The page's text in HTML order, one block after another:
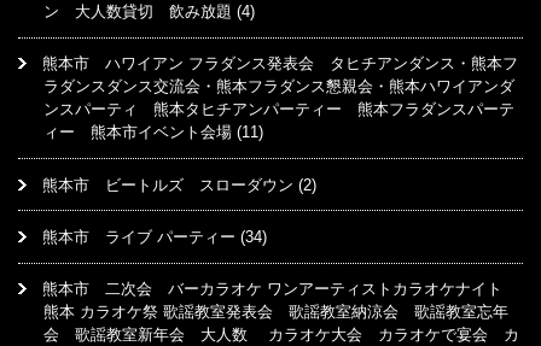
ン 大人数貸切 飲み放題 (4)
熊本市 ハワイアン フラダンス発表会 タヒチアンダンス・熊本フ
ラダンスダンス交流会・熊本フラダンス懇親会・熊本ハワイアンダ
ンスパーティ 熊本タヒチアンパーティー 熊本フラダンスパーテ
ィー 熊本市イベント会場 (11)
熊本市 ビートルズ スローダウン (2)
熊本市 ライブ パーティー (34)
熊本市 二次会 バーカラオケ ワンアーティストカラオケナイト
熊本 カラオケ祭 歌謡教室発表会 歌謡教室納涼会 歌謡教室忘年
会 歌謡教室新年会 大人数 カラオケ大会 カラオケで宴会 カ